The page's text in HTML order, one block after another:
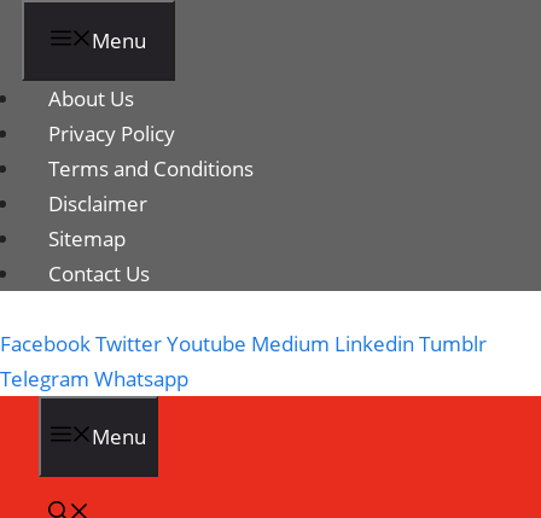
Menu
About Us
Privacy Policy
Terms and Conditions
Disclaimer
Sitemap
Contact Us
FacebookTwitterYoutube Medium Linkedin Tumblr
Telegram Whatsapp
Menu